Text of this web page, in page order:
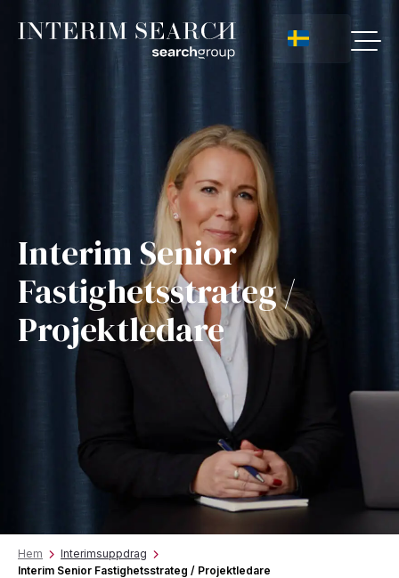
Interim Senior
Fastighetsstrateg /
Projektledare
Hem
Interimsuppdrag
Interim Senior Fastighetsstrateg / Projektledare